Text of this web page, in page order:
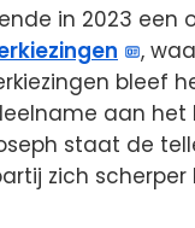
in 2023
,
bleef
aan
staat de
zich scherper